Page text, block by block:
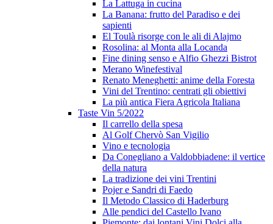
La Lattuga in cucina
La Banana: frutto del Paradiso e dei
sapienti
El Toulà risorge con le ali di Alajmo
Rosolina: al Monta alla Locanda
Fine dining senso e Alfio Ghezzi Bistrot
Merano Winefestival
Renato Meneghetti: anime della Foresta
Vini del Trentino: centrati gli obiettivi
La più antica Fiera Agricola Italiana
Taste Vin 5/2022
Il carrello della spesa
Al Golf Chervò San Vigilio
Vino e tecnologia
Da Conegliano a Valdobbiadene: il vertice
della natura
La tradizione dei vini Trentini
Pojer e Sandri di Faedo
Il Metodo Classico di Haderburg
Alle pendici del Castello Ivano